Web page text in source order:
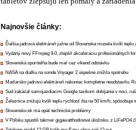
Najnovšie články:
Ďalšia jadrová elektráreň južne od Slovenska musela kvôli teplu
Vydaný nový FFmpeg 9.0, zlepšil akceleráciu profesionálnych
Slovenská sporiteľňa bude mať cez víkend odstávku
NASA na diaľku na sonde Voyager 2 úspešne znížila spotrebu
Maďarsko jadrovú elektráreň nakoniec kompletne neodstavilo,
Súd zakázal samojazdiacim Google taxíkom dobíjanie v noci,
Železnice znižujú kvôli teplu rýchlosť iba na 50 km/h, spôsobuje
Slovensko.sk má opäť technické problémy
V Poľsku spustili takmer gigawatthodinové úložisko, z LiFePO4